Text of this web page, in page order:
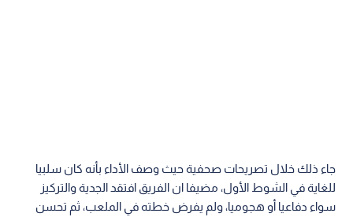
جاء ذلك خلال تصريحات صحفية حيث وصف الأداء بأنه كان سلبيا
للغاية في الشوط الأول، مضيفا ان الفريق افتقد الجدية والتركيز
سواء دفاعيا أو هجوميا، ولم يفرض خطته في الملعب، ثم تحسن